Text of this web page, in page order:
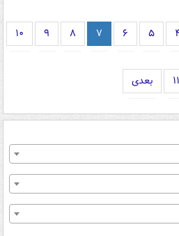
۵ ۶ ۷ ۸ ۹ ۱۰
۱۱ بعدی